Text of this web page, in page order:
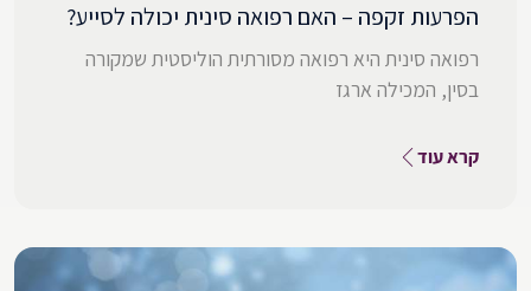
הפרעות זקפה – האם רפואה סינית יכולה לסייע?
רפואה סינית היא רפואה מסורתית הוליסטית שמקורה
בסין, המכילה ארגז
קרא עוד